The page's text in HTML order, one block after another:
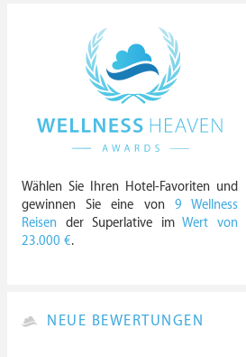
Wählen Sie Ihren Hotel-Favoriten und
gewinnen Sie eine von 9 Wellness
Reisen der Superlative imWert von
23.000 €.
NEUE BEWERTUNGEN